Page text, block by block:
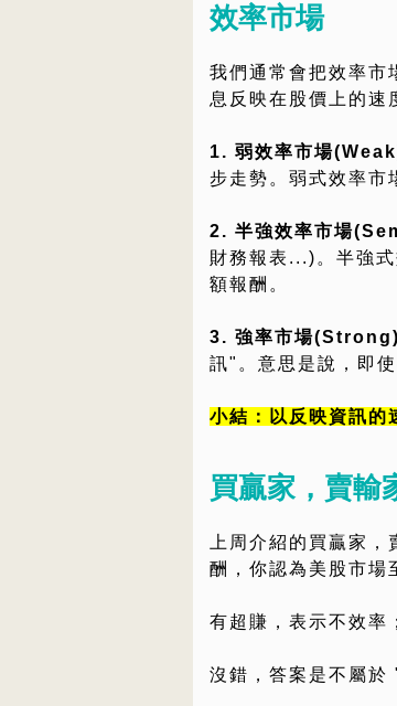
效率市場
我們通常會把效率市
息反映在股價上的速
1. 弱效率市場
步走勢。弱式效率市
2. 半強效率市場
財務報表...)。半強
額報酬。
3. 強率市場(Strong)
訊"。意思是說，即
小結：以反映資訊的
買贏家，賣輸
上周介紹的買贏家
酬，你認為美股市場
有超賺，表示不效率
沒錯，答案是不屬於